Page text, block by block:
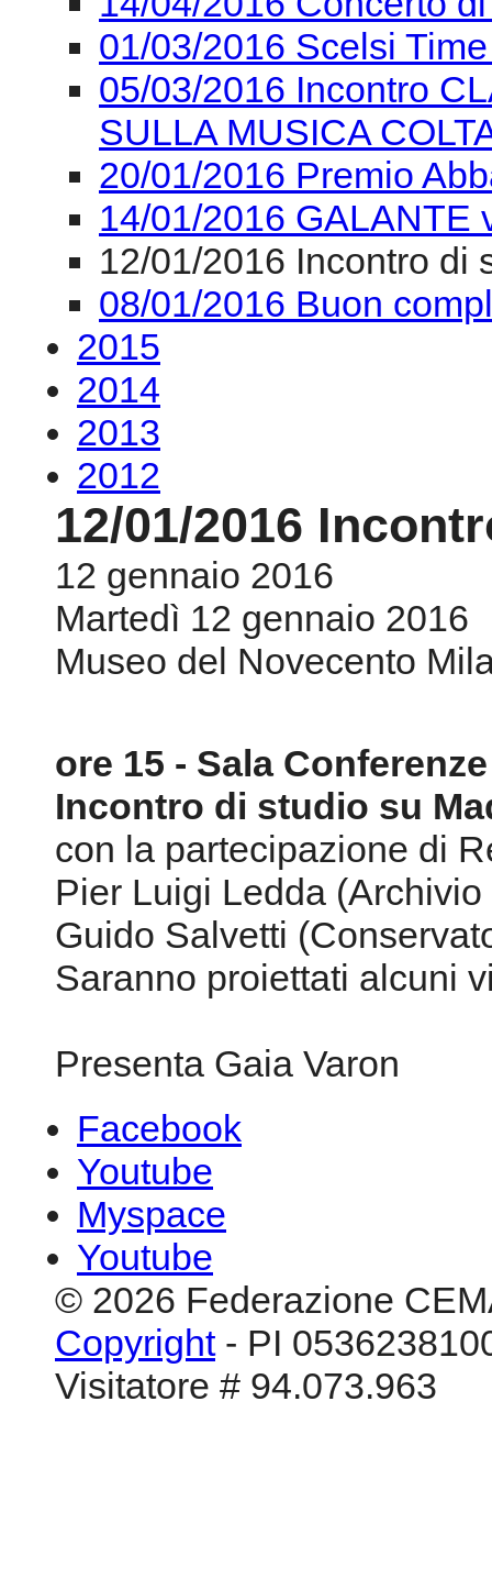
01/03/2016 Scelsi
05/03/2016 Incontro
SULLA MUSICA
20/01/2016 Premio
14/01/2016 GALANTE
12/01/2016 Incontro di
08/01/2016 Buon
2015
2014
2013
2012
12/01/2016
12 gennaio 2016
Martedì 12 gennaio 2016
Museo del Novecento
ore 15 - Sala Conferenze
Incontro di studio su
con la partecipazione di
Pier Luigi Ledda
Guido Salvetti
Saranno proiettati alcuni
Presenta Gaia Varon
Facebook
Youtube
Myspace
Youtube
© 2026 Federazione
Copyright- PI
Visitatore # 94.073.963